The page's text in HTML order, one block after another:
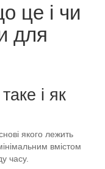
це і чи
для
і як
якого лежить
вмістом
часу.